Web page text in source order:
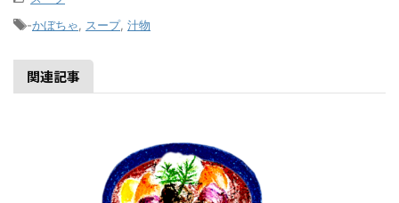
-かぼちゃ, スープ, 汁物
関連記事